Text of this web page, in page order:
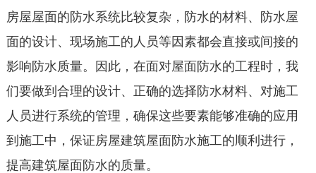
房屋屋面的防水系统比较复杂，防水的材料、防水屋
面的设计、现场施工的人员等因素都会直接或间接的
影响防水质量。因此，在面对屋面防水的工程时，我
们要做到合理的设计、正确的选择防水材料、对施工
人员进行系统的管理，确保这些要素能够准确的应用
到施工中，保证房屋建筑屋面防水施工的顺利进行，
提高建筑屋面防水的质量。